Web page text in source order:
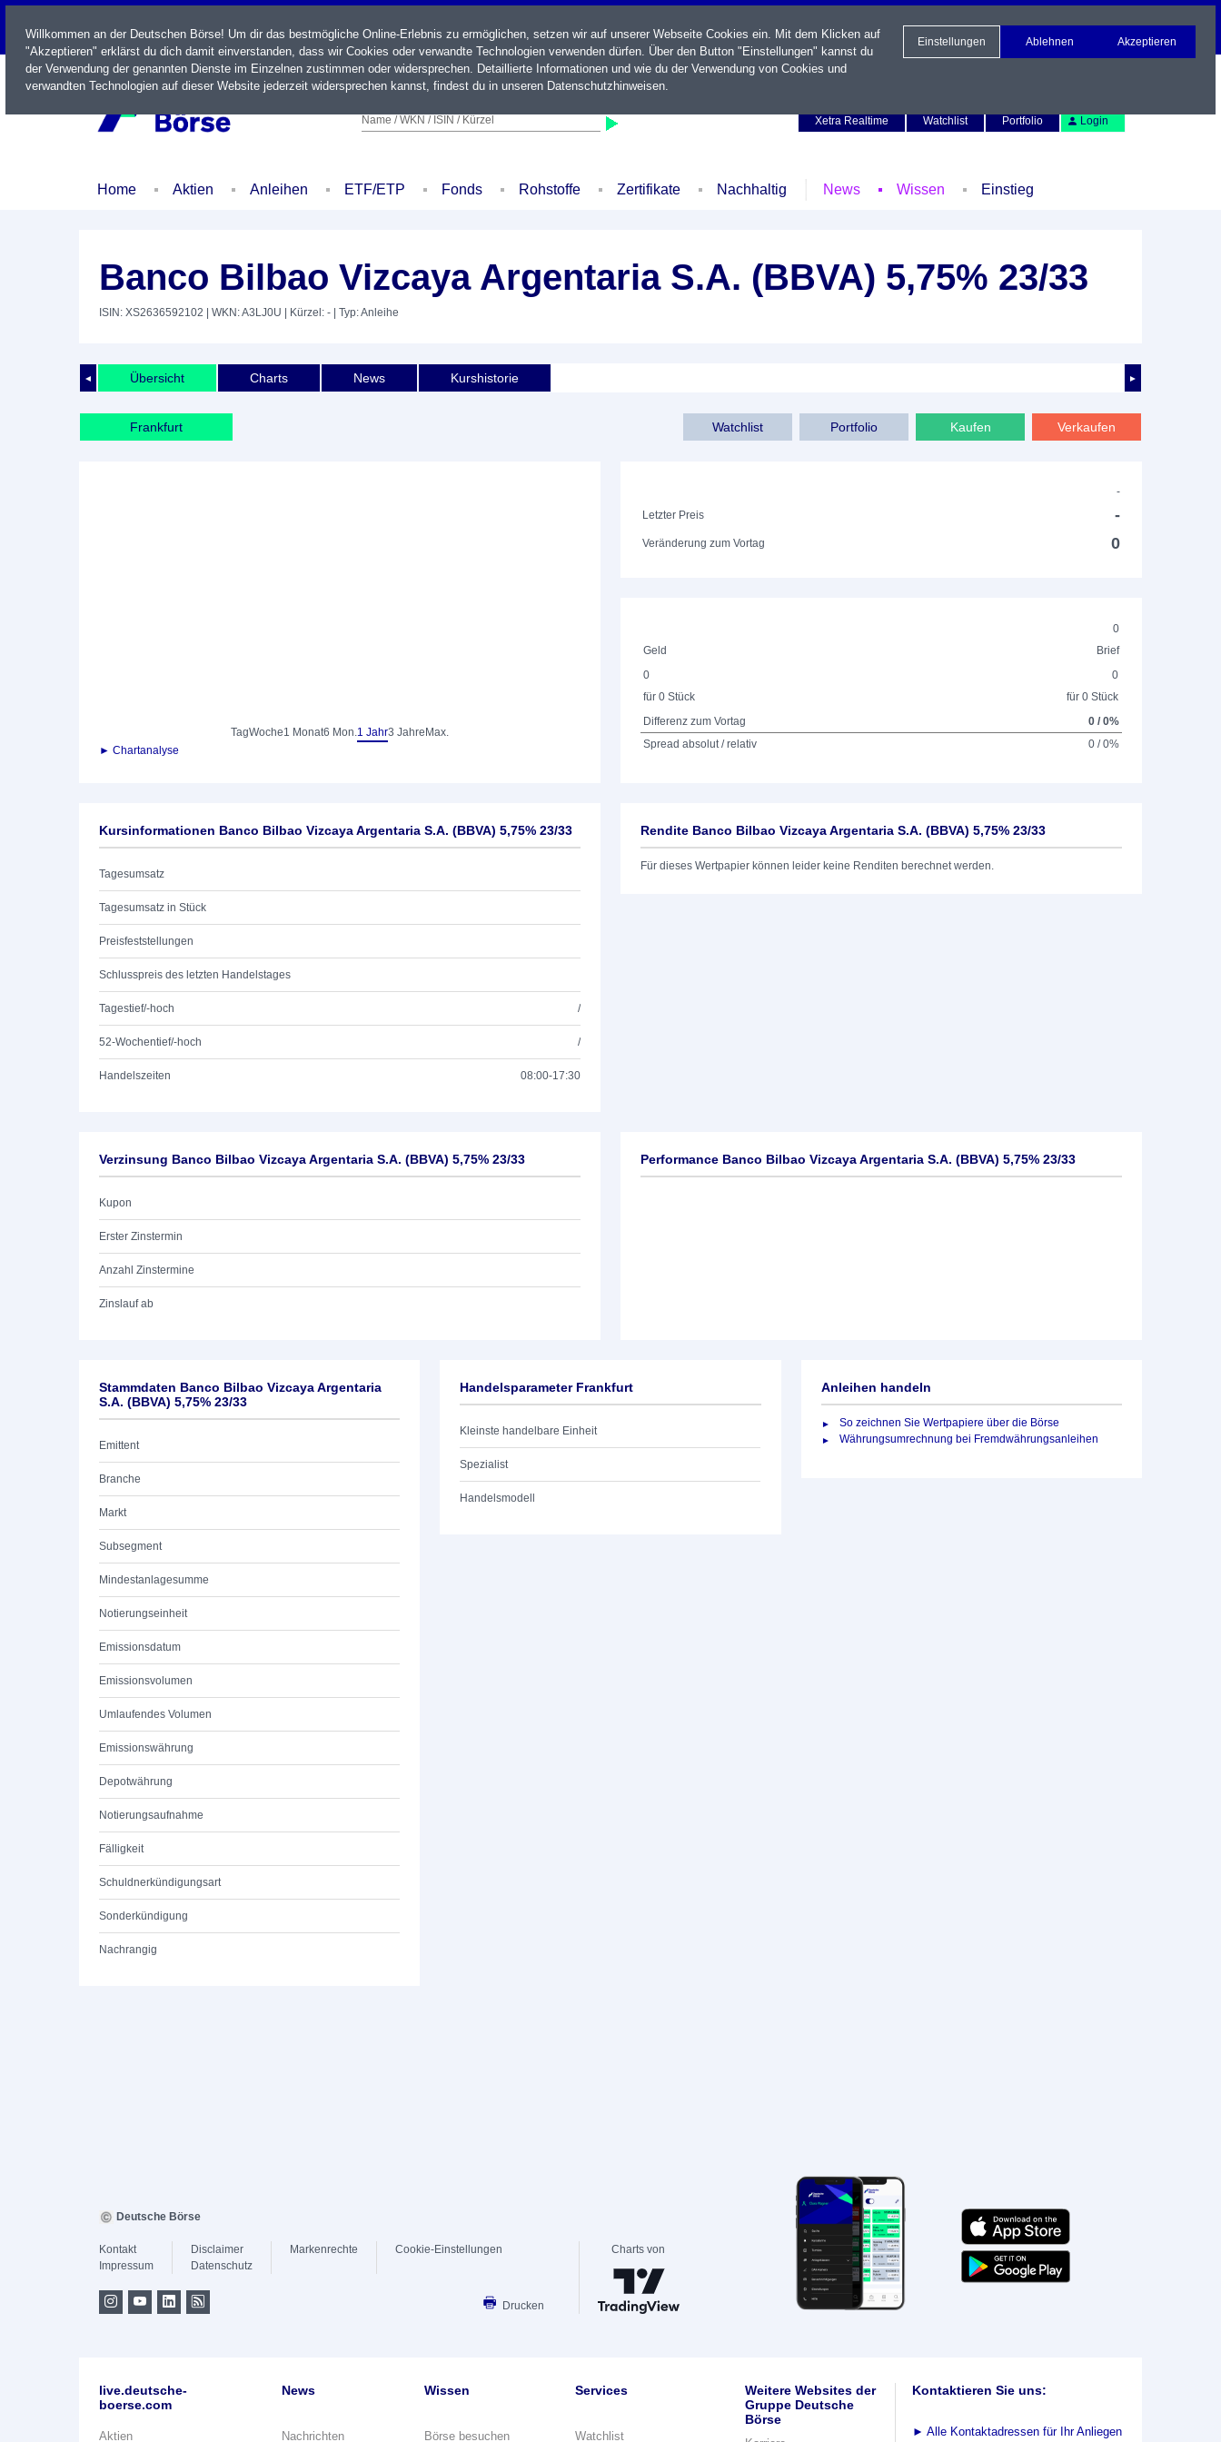
LIVE
Name / WKN / ISIN / Kürzel
Xetra Realtime
Watchlist Portfolio Login
Home Aktien Anleihen ETF/ETP Fonds Rohstoffe Zertifikate Nachhaltig News Wissen Einstieg
Banco Bilbao Vizcaya Argentaria S.A. (BBVA) 5,75% 23/33
ISIN: XS2636592102 | WKN: A3LJ0U | Kürzel: - | Typ: Anleihe
◄ ►
Übersicht Charts News Kurshistorie
Frankfurt Verkaufen
Kaufen
Portfolio
Watchlist
TagWoche1 Monat6 Mon.1 Jahr3 Jahre Max.
► Chartanalyse
-
Letzter Preis
-
Veränderung zum Vortag 0
0
Geld
Brief
0
für 0 Stück
0
für 0 Stück
Differenz zum Vortag
0 / 0%
Spread absolut / relativ
0 / 0%
Kursinformationen Banco Bilbao Vizcaya Argentaria S.A. (BBVA) 5,75% 23/33
Tagesumsatz
Tagesumsatz in Stück
Preisfeststellungen
Schlusspreis des letzten Handelstages
Tagestief/-hoch /
52-Wochentief/-hoch /
Handelszeiten 08:00-17:30
Rendite Banco Bilbao Vizcaya Argentaria S.A. (BBVA) 5,75% 23/33
Für dieses Wertpapier können leider keine Renditen berechnet werden.
Verzinsung Banco Bilbao Vizcaya Argentaria S.A. (BBVA) 5,75% 23/33
Kupon
Erster Zinstermin
Anzahl Zinstermine
Zinslauf ab
Performance Banco Bilbao Vizcaya Argentaria S.A. (BBVA) 5,75% 23/33
Stammdaten Banco Bilbao Vizcaya Argentaria
S.A. (BBVA) 5,75% 23/33
Emittent
Branche
Markt
Subsegment
Mindestanlagesumme
Notierungseinheit
Emissionsdatum
Emissionsvolumen
Umlaufendes Volumen
Emissionswährung
Depotwährung
Notierungsaufnahme
Fälligkeit
Schuldnerkündigungsart
Sonderkündigung
Nachrangig
Handelsparameter Frankfurt
Kleinste handelbare Einheit
Spezialist
Handelsmodell
Anleihen handeln
So zeichnen Sie Wertpapiere über die Börse
Währungsumrechnung bei Fremdwährungsanleihen
Willkommen an der Deutschen Börse! Um dir das bestmögliche Online-Erlebnis zu ermöglichen, setzen wir auf unserer Webseite Cookies ein. Mit dem Klicken auf
"Akzeptieren" erklärst du dich damit einverstanden, dass wir Cookies oder verwandte Technologien verwenden dürfen. Über den Button "Einstellungen" kannst du
der Verwendung der genannten Dienste im Einzelnen zustimmen oder widersprechen. Detaillierte Informationen und wie du der Verwendung von Cookies und
verwandten Technologien auf dieser Website jederzeit widersprechen kannst, findest du in unseren Datenschutzhinweisen.
Einstellungen Ablehnen Akzeptieren
Deutsche Börse
Kontakt
Impressum
Disclaimer
Datenschutz
Markenrechte Cookie-Einstellungen
Drucken
Charts von
live.deutsche-
boerse.com
Aktien
News
Nachrichten
Wissen
Börse besuchen
Services
Watchlist
Weitere Websites der
Gruppe Deutsche
Börse
Kontaktieren Sie uns:
► Alle Kontaktadressen für Ihr Anliegen